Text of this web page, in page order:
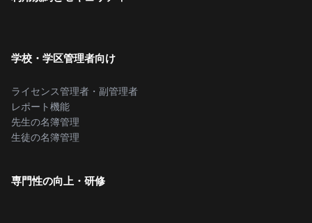
学校・学区管理者向け
ライセンス管理者・副管理者
レポート機能
先生の名簿管理
生徒の名簿管理
専門性の向上・研修